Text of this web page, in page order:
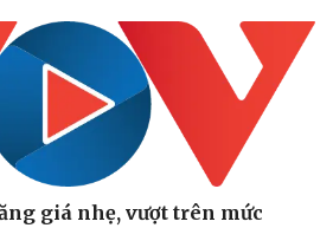
giá nhẹ, vượt trên mức